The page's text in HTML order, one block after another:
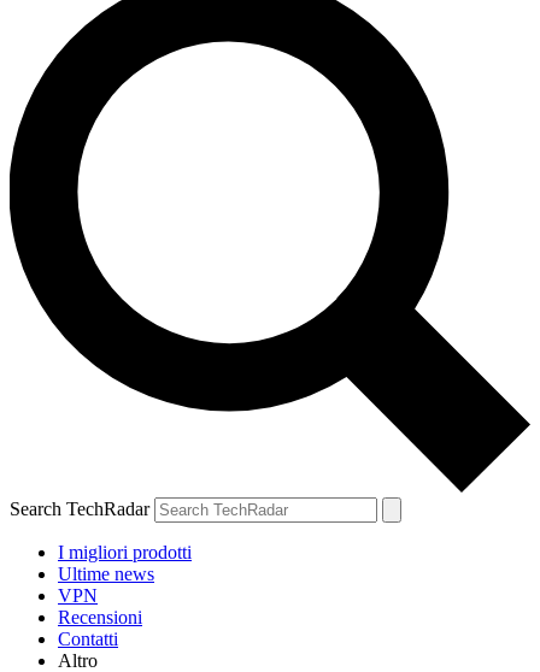
Search TechRadar
I migliori prodotti
Ultime news
VPN
Recensioni
Contatti
Altro